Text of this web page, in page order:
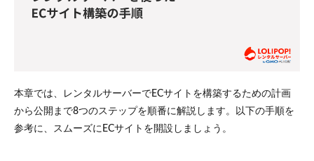
本章では、レンタルサーバーでECサイトを構築するための計画
から公開まで8つのステップを順番に解説します。以下の手順を
参考に、スムーズにECサイトを開設しましょう。